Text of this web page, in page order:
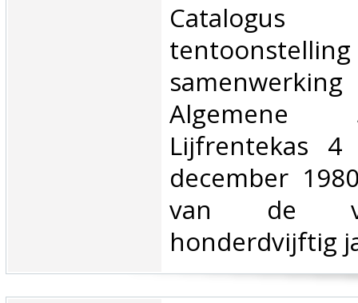
‎Catalogus
Algemene
Lijfrentekas
december
van de
honderdvijftig